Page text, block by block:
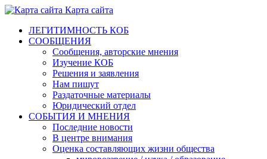
Карта сайта
ЛЕГИТИМНОСТЬ КОБ
СООБЩЕНИЯ
Сообщения, авторские мнения
Изучение КОБ
Решения и заявления
Нам пишут
Раздаточные материалы
Юридический отдел
СОБЫТИЯ И МНЕНИЯ
Последние новости
В центре внимания
Оценка составляющих жизни общества